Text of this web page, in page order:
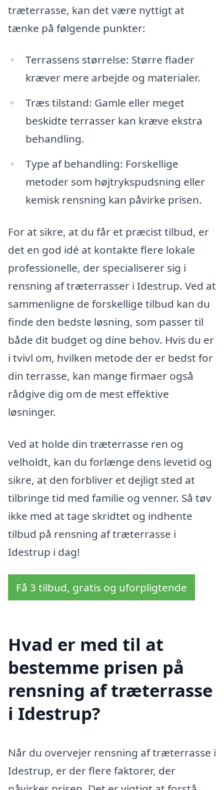
træterrasse, kan det være nyttigt at
tænke på følgende punkter:
Terrassens størrelse: Større flader
kræver mere arbejde og materialer.
Træs tilstand: Gamle eller meget
beskidte terrasser kan kræve ekstra
behandling.
Type af behandling: Forskellige
metoder som højtrykspudsning eller
kemisk rensning kan påvirke prisen.
For at sikre, at du får et præcist tilbud, er
det en god idé at kontakte flere lokale
professionelle, der specialiserer sig i
rensning af træterrasser i Idestrup. Ved at
sammenligne de forskellige tilbud kan du
finde den bedste løsning, som passer til
både dit budget og dine behov. Hvis du er
i tvivl om, hvilken metode der er bedst for
din terrasse, kan mange firmaer også
rådgive dig om de mest effektive
løsninger.
Ved at holde din træterrasse ren og
velholdt, kan du forlænge dens levetid og
sikre, at den forbliver et dejligt sted at
tilbringe tid med familie og venner. Så tøv
ikke med at tage skridtet og indhente
tilbud på rensning af træterrasse i
Idestrup i dag!
Få 3 tilbud, gratis og uforpligtende
Hvad er med til at
bestemme prisen på
rensning af træterrasse
i Idestrup?
Når du overvejer rensning af træterrasse i
Idestrup, er der flere faktorer, der